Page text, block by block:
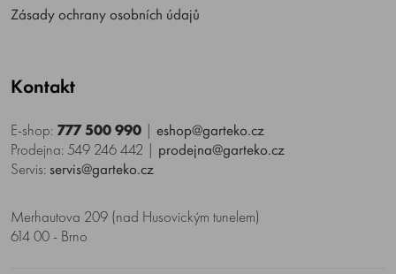
Zásady ochrany osobních údajů
Kontakt
E-shop: 777 500 990 | eshop@garteko.cz
Prodejna: 549 246 442 | prodejna@garteko.cz
Servis: servis@garteko.cz
Merhautova 209 (nad Husovickým tunelem)
614 00 - Brno